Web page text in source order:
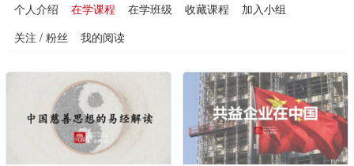
个人介绍 在学课程 在学班级 收藏课程
加入小组
关注 / 粉丝
我的阅读